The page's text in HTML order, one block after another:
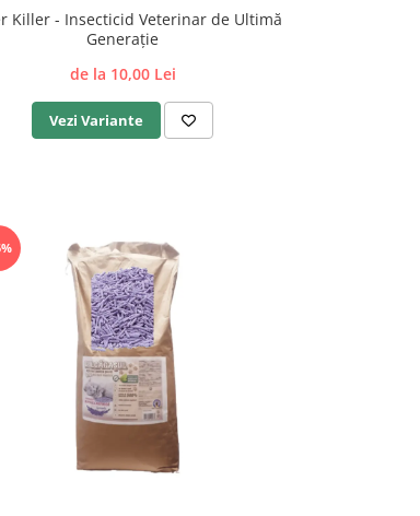
Killer - Insecticid Veterinar de Ultimă
Generație
de la 10,00 Lei
Vezi Variante